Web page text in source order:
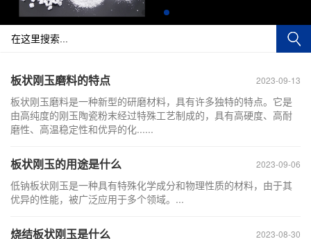
2023-09-13
板状刚玉磨料的特点
板状刚玉磨料是一种新型的研磨材料，具有许多独特的特点。它是
由高纯度的刚玉陶瓷粉末经过特殊工艺制成的，具有高硬度、高耐
磨性、高温稳定性和优异的化......
2023-09-06
板状刚玉的用途是什么
低钠板状刚玉是一种具有特殊化学成分和物理性质的材料，由于其
优异的性能，被广泛应用于多个领域。...
2023-08-30
烧结板状刚玉是什么